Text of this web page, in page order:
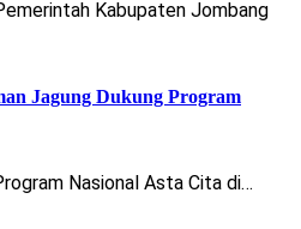
Kabupaten Jombang
Jagung Dukung Program
Nasional Asta Cita di…